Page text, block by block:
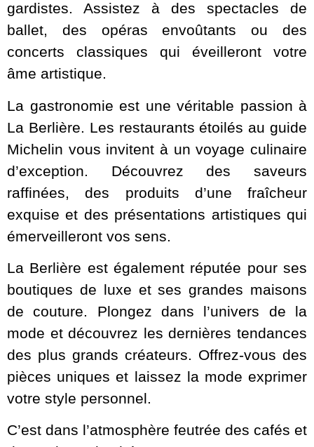
gardistes. Assistez à des spectacles de
ballet, des opéras envoûtants ou des
concerts classiques qui éveilleront votre
âme artistique.
La gastronomie est une véritable passion à
La Berlière. Les restaurants étoilés au guide
Michelin vous invitent à un voyage culinaire
d’exception. Découvrez des saveurs
raffinées, des produits d’une fraîcheur
exquise et des présentations artistiques qui
émerveilleront vos sens.
La Berlière est également réputée pour ses
boutiques de luxe et ses grandes maisons
de couture. Plongez dans l’univers de la
mode et découvrez les dernières tendances
des plus grands créateurs. Offrez-vous des
pièces uniques et laissez la mode exprimer
votre style personnel.
C’est dans l’atmosphère feutrée des cafés et